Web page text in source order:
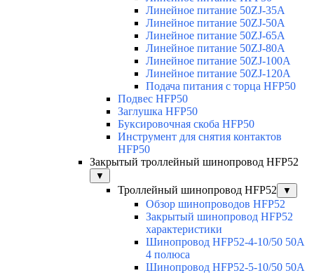
Линейное питание 50ZJ-35A
Линейное питание 50ZJ-50A
Линейное питание 50ZJ-65A
Линейное питание 50ZJ-80A
Линейное питание 50ZJ-100A
Линейное питание 50ZJ-120A
Подача питания с торца HFP50
Подвес HFP50
Заглушка HFP50
Буксировочная скоба HFP50
Инструмент для снятия контактов
HFP50
Закрытый троллейный шинопровод HFP52
▼
Троллейный шинопровод HFP52 ▼
Обзор шинопроводов HFP52
Закрытый шинопровод HFP52
характеристики
Шинопровод HFP52-4-10/50 50A
4 полюса
Шинопровод HFP52-5-10/50 50А